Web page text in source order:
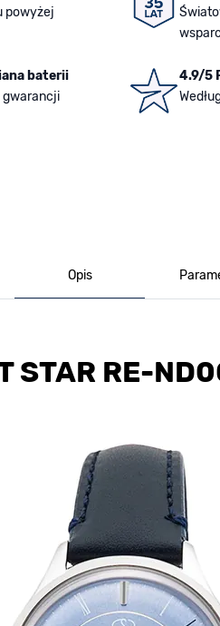
powyżej
baterii
gwarancji
4.9/5
Opis
STAR RE-